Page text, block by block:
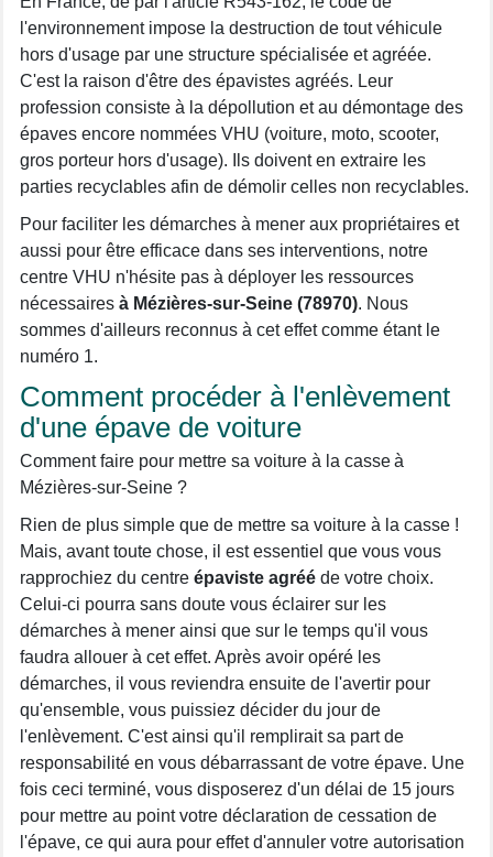
l'environnement impose la destruction de tout véhicule
hors d'usage par une structure spécialisée et agréée.
C'est la raison d'être des épavistes agréés. Leur
profession consiste à la dépollution et au démontage des
épaves encore nommées VHU (voiture, moto, scooter,
gros porteur hors d'usage). Ils doivent en extraire les
parties recyclables afin de démolir celles non recyclables.
Pour faciliter les démarches à mener aux propriétaires et
aussi pour être efficace dans ses interventions, notre
centre VHU n'hésite pas à déployer les ressources
nécessaires à Mézières-sur-Seine (78970). Nous
sommes d'ailleurs reconnus à cet effet comme étant le
numéro 1.
Comment procéder à l'enlèvement
d'une épave de voiture
Comment faire pour mettre sa voiture à la casse à
Mézières-sur-Seine ?
Rien de plus simple que de mettre sa voiture à la casse !
Mais, avant toute chose, il est essentiel que vous vous
rapprochiez du centre épaviste agréé de votre choix.
Celui-ci pourra sans doute vous éclairer sur les
démarches à mener ainsi que sur le temps qu'il vous
faudra allouer à cet effet. Après avoir opéré les
démarches, il vous reviendra ensuite de l'avertir pour
qu'ensemble, vous puissiez décider du jour de
l'enlèvement. C'est ainsi qu'il remplirait sa part de
responsabilité en vous débarrassant de votre épave. Une
fois ceci terminé, vous disposerez d'un délai de 15 jours
pour mettre au point votre déclaration de cessation de
l'épave, ce qui aura pour effet d'annuler votre autorisation